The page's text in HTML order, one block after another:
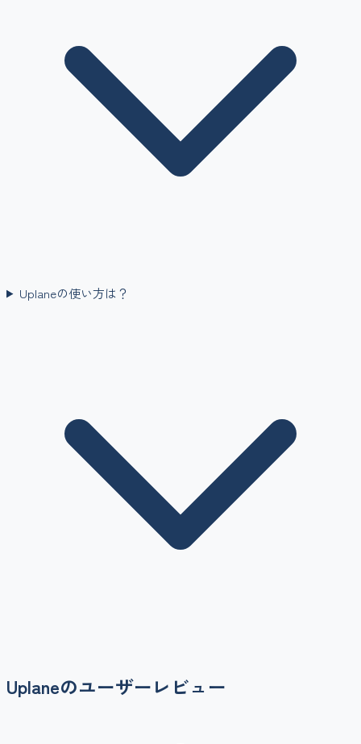
Uplaneの使い方は？
Uplaneのユーザーレビュー